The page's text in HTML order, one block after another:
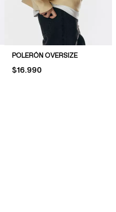
POLERÓN OVERSIZE
PRICE:
$16.990